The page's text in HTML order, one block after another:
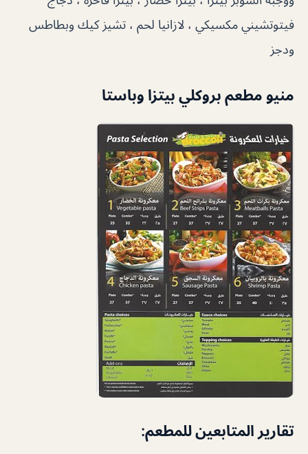
فيتوتشيني مكسيكي ، لازانيا لحم ، تشيز كيك وبطاطس
ودجز
منيو مطعم بروكلي بيتزا وباستا
تقارير المتابعين للمطعم: